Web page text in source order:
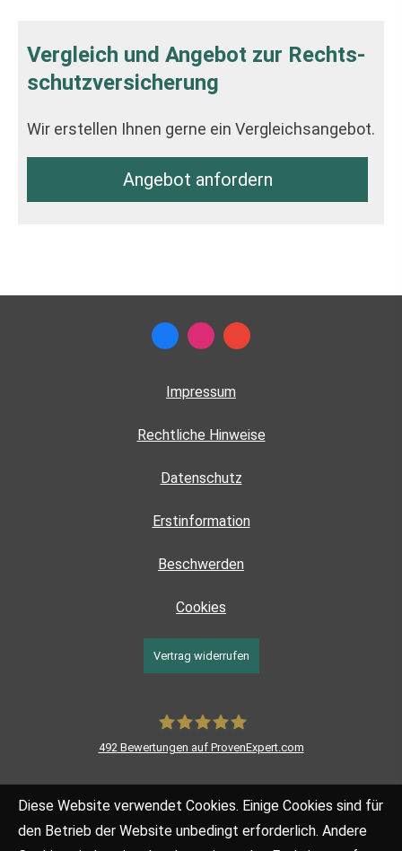
Vergleich und Angebot zur Rechts­
schutz­ver­si­che­rung
Wir erstellen Ihnen gerne ein Vergleichsangebot.
An­ge­bot an­for­dern
Impressum
Rechtliche Hinweise
Datenschutz
Erstinformation
Beschwerden
Cookies
Vertrag widerrufen
492 Bewertungen auf ProvenExpert.com
Diese Website verwendet Cookies. Einige Cookies sind für
den Betrieb der Website unbedingt erforderlich. Andere